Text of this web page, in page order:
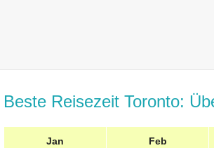
Beste Reisezeit Toronto:
Jan Feb